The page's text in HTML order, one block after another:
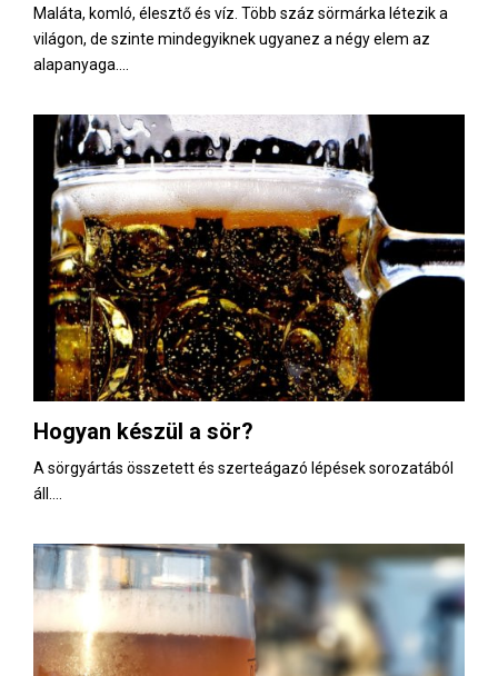
Maláta, komló, élesztő és víz. Több száz sörmárka létezik a
világon, de szinte mindegyiknek ugyanez a négy elem az
alapanyaga....
Hogyan készül a sör?
A sörgyártás összetett és szerteágazó lépések sorozatából
áll....